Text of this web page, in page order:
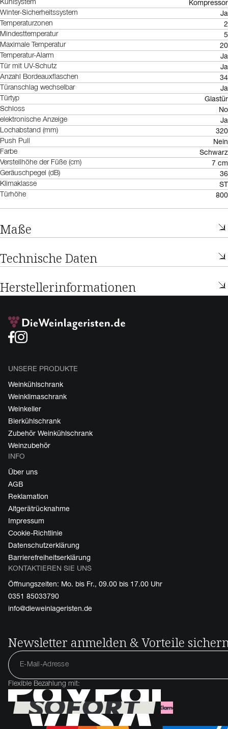
Kühlsystem Kompressor
Winter-Sicherheitssystem Ja
Temperaturzonen 2
Mindesttemperatur 5
Maximale Temperatur 20
Temperatur-Alarm Ja
Tür mit UV-Schutz Ja
Anzahl Bordeauxflaschen 34
Türanschlag wechselbar Ja
Türtyp Glastür
Schloss No
elektronische Anzeige Ja
Lochabstand (mm) 320
Push Pull Nein
Farbe Schwarz
Verstellhöhe der Füße (cm) 7 cm
Geräuschpegel (dB) 36
Klimaklasse ST
Türhöhe 800
Maße
Technische Daten
Herstellerinformationen
UNSERE PRODUKTE
Weinkühlschrank
Weinklimaschrank
Weinkeller
Bierkühlschrank
Zubehör Weinkühlschrank
Weinzubehör
INFO
Über uns
AGB
Reklamation
Altgerätrücknahme
Impressum
Cookie-Richtlinie
Datenschutzerklärung
Barrierefreiheitserklärung
KONTAKTIEREN SIE UNS
Öffnungszeiten: Mo. bis Fr., 09.00 bis 17.00 Uhr
0351 85033790
info@dieweinlageristen.de
Newsletter anmelden & Vorteile
Flexible Bezahlung mit: